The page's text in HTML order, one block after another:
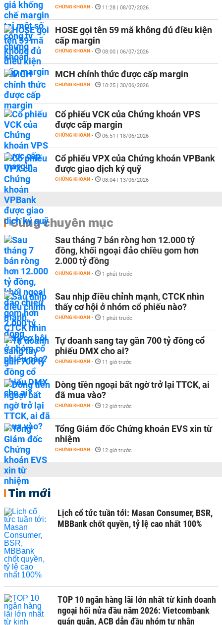
CHỨNG KHOÁN - 11:28 | 08/07/2026
HOSE gọi tên 59 mã không đủ điều kiện
cấp margin
CHỨNG KHOÁN - 08:00 | 06/07/2026
MCH chính thức được cấp margin
CHỨNG KHOÁN - 10:25 | 30/06/2026
Cổ phiếu VCK của Chứng khoán VPS
được cấp margin
CHỨNG KHOÁN - 06:51 | 18/06/2026
Cổ phiếu VPX của Chứng khoán VPBank
được giao dịch ký quỹ
CHỨNG KHOÁN - 08:04 | 13/06/2026
Cùng chuyên mục
Sau tháng 7 bán ròng hơn 12.000 tỷ
đồng, khối ngoại đảo chiều gom hơn
2.000 tỷ đồng
CHỨNG KHOÁN - 1 phút trước
Sau nhịp điều chỉnh mạnh, CTCK nhìn
thấy cơ hội ở nhóm cổ phiếu nào?
CHỨNG KHOÁN - 1 phút trước
Tự doanh sang tay gần 700 tỷ đồng cổ
phiếu DMX cho ai?
CHỨNG KHOÁN - 11 giờ trước
Dòng tiền ngoại bất ngờ trở lại TTCK, ai
đã mua vào?
CHỨNG KHOÁN - 12 giờ trước
Tổng Giám đốc Chứng khoán EVS xin từ
nhiệm
CHỨNG KHOÁN - 12 giờ trước
Tin mới
Lịch cổ tức tuần tới: Masan Consumer, BSR,
MBBank chốt quyền, tỷ lệ cao nhất 100%
TOP 10 ngân hàng lãi lớn nhất từ kinh doanh
ngoại hối nửa đầu năm 2026: Vietcombank
quán quân, ACB dẫn đầu nhóm tư nhân